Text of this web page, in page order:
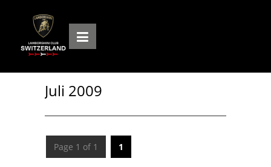
Juli 2009
Page 1 of 1 1